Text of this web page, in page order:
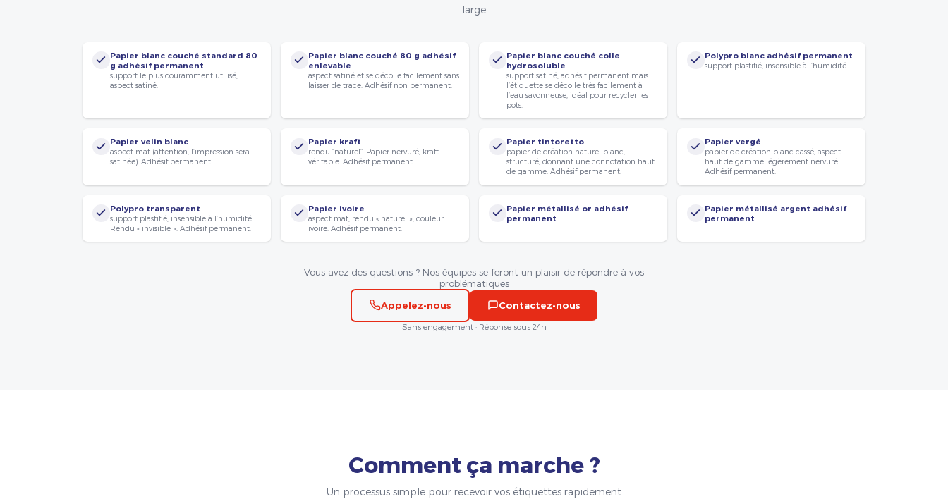
large
Papier blanc couché standard 80
g adhésif permanent
support le plus couramment utilisé,
aspect satiné.
Papier blanc couché 80 g adhésif
enlevable
aspect satiné et se décolle facilement sans
laisser de trace. Adhésif non permanent.
Papier blanc couché colle
hydrosoluble
support satiné, adhésif permanent mais
l’étiquette se décolle très facilement à
l’eau savonneuse, idéal pour recycler les
pots.
Polypro blanc adhésif permanent
support plastifié, insensible à l’humidité.
Papier velin blanc
aspect mat (attention, l’impression sera
satinée). Adhésif permanent.
Papier kraft
rendu “naturel”. Papier nervuré, kraft
véritable. Adhésif permanent.
Papier tintoretto
papier de création naturel blanc,
structuré, donnant une connotation haut
de gamme. Adhésif permanent.
Papier vergé
papier de création blanc cassé, aspect
haut de gamme légèrement nervuré.
Adhésif permanent.
Polypro transparent
support plastifié, insensible à l’humidité.
Rendu « invisible ». Adhésif permanent.
Papier ivoire
aspect mat, rendu « naturel », couleur
ivoire. Adhésif permanent.
Papier métallisé or adhésif
permanent
Papier métallisé argent adhésif
permanent
Vous avez des questions ? Nos équipes se feront un plaisir de répondre à vos
problématiques
Appelez-nous
Contactez-nous
Sans engagement · Réponse sous 24h
Comment ça marche ?
Un processus simple pour recevoir vos étiquettes rapidement